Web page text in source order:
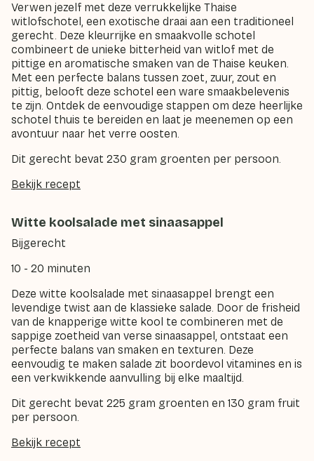
Verwen jezelf met deze verrukkelijke Thaise
witlofschotel, een exotische draai aan een traditioneel
gerecht. Deze kleurrijke en smaakvolle schotel
combineert de unieke bitterheid van witlof met de
pittige en aromatische smaken van de Thaise keuken.
Met een perfecte balans tussen zoet, zuur, zout en
pittig, belooft deze schotel een ware smaakbelevenis
te zijn. Ontdek de eenvoudige stappen om deze heerlijke
schotel thuis te bereiden en laat je meenemen op een
avontuur naar het verre oosten.
Dit gerecht bevat 230 gram groenten per persoon.
Bekijk recept
Witte koolsalade met sinaasappel
Bijgerecht
10 - 20 minuten
Deze witte koolsalade met sinaasappel brengt een
levendige twist aan de klassieke salade. Door de frisheid
van de knapperige witte kool te combineren met de
sappige zoetheid van verse sinaasappel, ontstaat een
perfecte balans van smaken en texturen. Deze
eenvoudig te maken salade zit boordevol vitamines en is
een verkwikkende aanvulling bij elke maaltijd.
Dit gerecht bevat 225 gram groenten en 130 gram fruit
per persoon.
Bekijk recept